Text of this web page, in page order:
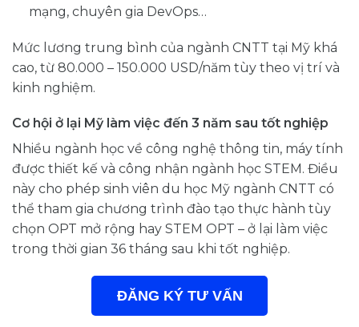
mạng, chuyên gia DevOps…
Mức lương trung bình của ngành CNTT tại Mỹ khá
cao, từ 80.000 – 150.000 USD/năm tùy theo vị trí và
kinh nghiệm.
Cơ hội ở lại Mỹ làm việc đến 3 năm sau tốt nghiệp
Nhiều ngành học về công nghệ thông tin, máy tính
được thiết kế và công nhận ngành học STEM. Điều
này cho phép sinh viên du học Mỹ ngành CNTT có
thể tham gia chương trình đào tạo thực hành tùy
chọn OPT mở rộng hay STEM OPT – ở lại làm việc
trong thời gian 36 tháng sau khi tốt nghiệp.
ĐĂNG KÝ TƯ VẤN